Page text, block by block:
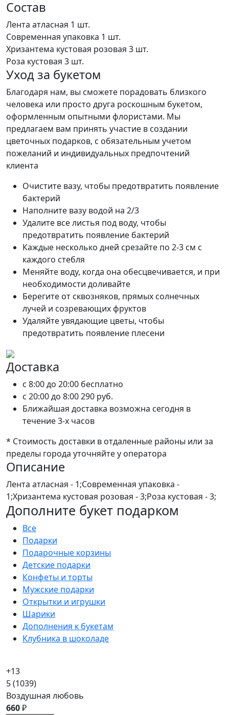
Состав
Лента атласная 1 шт.
Современная упаковка 1 шт.
Хризантема кустовая розовая 3 шт.
Роза кустовая 3 шт.
Уход за букетом
Благодаря нам, вы сможете порадовать близкого
человека или просто друга роскошным букетом,
оформленным опытными флористами. Мы
предлагаем вам принять участие в создании
цветочных подарков, с обязательным учетом
пожеланий и индивидуальных предпочтений
клиента
Очистите вазу, чтобы предотвратить появление
бактерий
Наполните вазу водой на 2/3
Удалите все листья под воду, чтобы
предотвратить появление бактерий
Каждые несколько дней срезайте по 2-3 см с
каждого стебля
Меняйте воду, когда она обесцвечивается, и при
необходимости доливайте
Берегите от сквозняков, прямых солнечных
лучей и созревающих фруктов
Удаляйте увядающие цветы, чтобы
предотвратить появление плесени
Доставка
c 8:00 до 20:00 бесплатно
c 20:00 до 8:00290 руб.
Ближайшая доставка возможна сегодня в
течение 3-х часов
* Стоимость доставки в отдаленные районы или за
пределы города уточняйте у оператора
Описание
Лента атласная - 1;Современная упаковка -
1;Хризантема кустовая розовая - 3;Роза кустовая - 3;
Дополните букет подарком
Все
Подарки
Подарочные корзины
Детские подарки
Конфеты и торты
Мужские подарки
Открытки и игрушки
Шарики
Дополнения к букетам
Клубника в шоколаде
+13
5(1039)
Воздушная любовь
660₽